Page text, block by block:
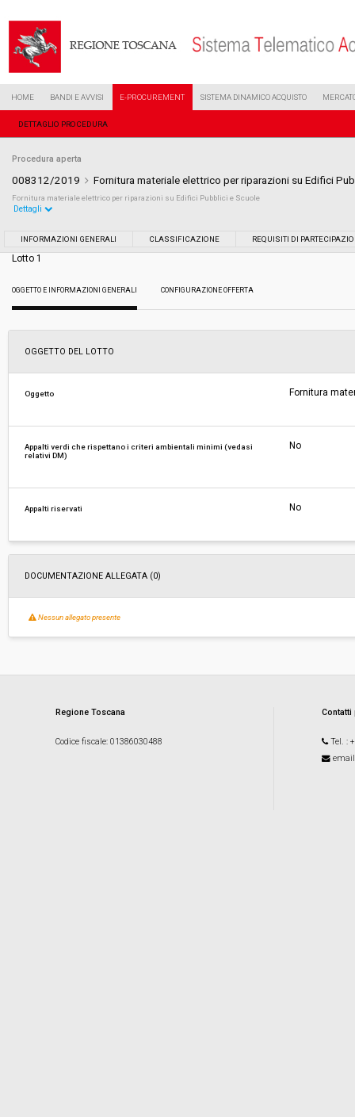
HOME BANDI E AVVISI E-PROCUREMENT SISTEMA DINAMICO ACQUISTO
DETTAGLIO PROCEDURA
Procedura aperta
008312/2019 Fornitura materiale elettrico per riparazioni su Edifici
Fornitura materiale elettrico per riparazioni su Edifici Pubblici e Scuole
Tipo di contratto:
Data pubblicazione:
Svolgimento:
Responsabile attuale:
COMUNE DI CASCINA - MACROSTRUTTURA 2
Dettagli
INFORMAZIONI GENERALI CLASSIFICAZIONE REQUISITI DI
Lotto 1
OGGETTO E INFORMAZIONI GENERALI CONFIGURAZIONE OFFERTA
OGGETTO DEL LOTTO
Oggetto Fornitura
Appalti verdi che rispettano i criteri ambientali minimi (vedasi
relativi DM)
No
Appalti riservati No
DOCUMENTAZIONE ALLEGATA (0)
Nessun allegato presente
Regione Toscana
Codice fiscale: 01386030488 Tel. :
email